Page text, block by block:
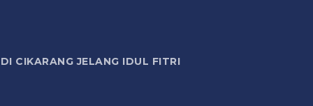
CIKARANG JELANG IDUL FITRI